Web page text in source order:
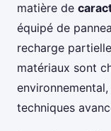
matière de
équipé de
recharge
matériaux sont
techniques